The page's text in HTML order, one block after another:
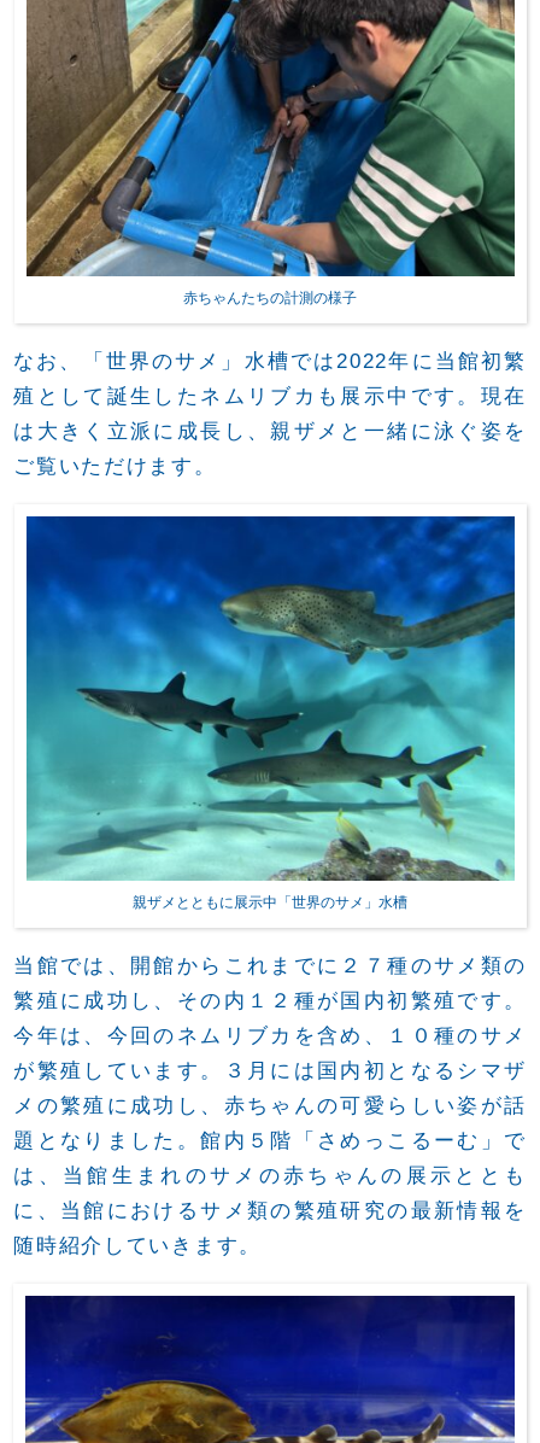
赤ちゃんたちの計測の様子
なお、「世界のサメ」水槽では2022年に当館初繁
殖として誕生したネムリブカも展示中です。現在
は大きく立派に成長し、親ザメと一緒に泳ぐ姿を
ご覧いただけます。
親ザメとともに展示中「世界のサメ」水槽
当館では、開館からこれまでに２７種のサメ類の
繁殖に成功し、その内１２種が国内初繁殖です。
今年は、今回のネムリブカを含め、１０種のサメ
が繁殖しています。３月には国内初となるシマザ
メの繁殖に成功し、赤ちゃんの可愛らしい姿が話
題となりました。館内５階「さめっこるーむ」で
は、当館生まれのサメの赤ちゃんの展示ととも
に、当館におけるサメ類の繁殖研究の最新情報を
随時紹介していきます。